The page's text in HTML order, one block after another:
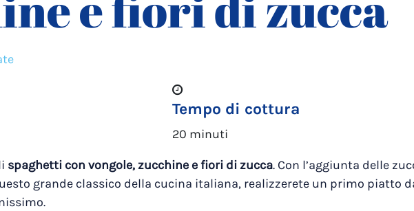
Tempo di cottura
20 minuti
spaghetti con vongole, zucchine e fiori di zucca. Con l’aggiunta delle
grande classico della cucina italiana, realizzerete un primo piatto